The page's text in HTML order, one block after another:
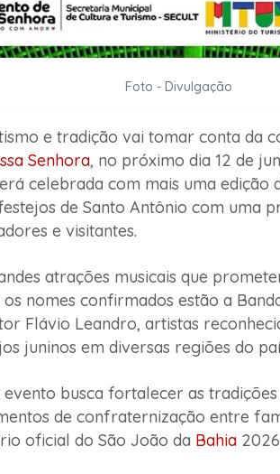
Foto - Divulgação
e tradição vai tomar conta da
Senhora, no próximo dia 12 de
celebrada com mais uma
de Santo Antônio com uma
e visitantes.
atrações musicais que
nomes confirmados estão a
Flávio Leandro, artistas
juninos em diversas regiões do
evento busca fortalecer as
de confraternização entre
oficial do São João da Bahia